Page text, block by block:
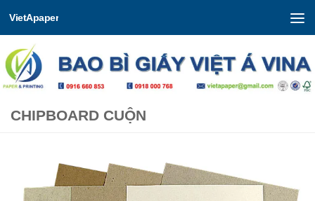
Skip to content
VietApaper
CHIPBOARD CUỘN